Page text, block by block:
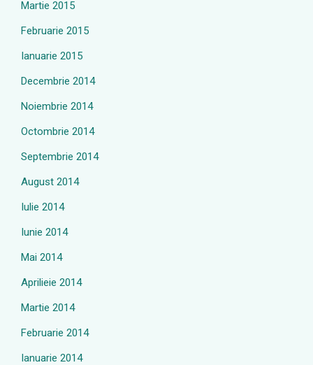
Martie 2015
Februarie 2015
Ianuarie 2015
Decembrie 2014
Noiembrie 2014
Octombrie 2014
Septembrie 2014
August 2014
Iulie 2014
Iunie 2014
Mai 2014
Aprilieie 2014
Martie 2014
Februarie 2014
Ianuarie 2014